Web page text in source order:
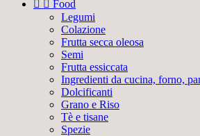
  Food
Legumi
Colazione
Frutta secca oleosa
Semi
Frutta essiccata
Ingredienti da cucina, forno,
Dolcificanti
Grano e Riso
Tè e tisane
Spezie